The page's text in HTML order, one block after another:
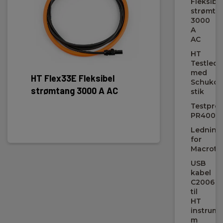
Kapslingsklasse:
Frekvens område:
Kommunikasjon:
WiFi,USB
HT Flex33E Fleksibel
strømtang 3000 A AC
HT
3000
A
AC
HT
med
Schuko-
stik
PR400
for
USB
kabel
C2006
til
HT
m